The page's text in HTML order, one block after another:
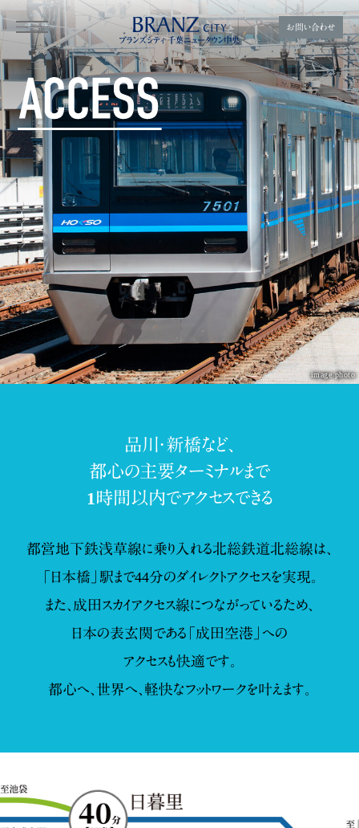
アクセス
お問い合わせ
image photo
品川・新橋など、
都心の主要ターミナルまで
1時間以内でアクセスできる
都営地下鉄浅草線に乗り入れる北総鉄道北総線は、
「日本橋」駅まで44分のダイレクトアクセスを実現。
また、成田スカイアクセス線につながっているため、
日本の表玄関である「成田空港」への
アクセスも快適です。
都心へ、世界へ、軽快なフットワークを叶えます。